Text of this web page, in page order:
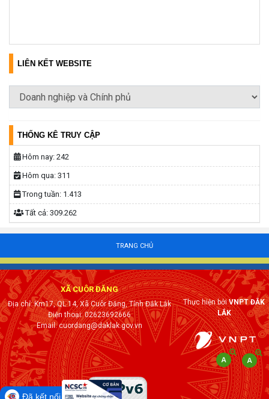
LIÊN KẾT WEBSITE
THỐNG KÊ TRUY CẬP
Hôm nay: 242
Hôm qua: 311
Trong tuần: 1.413
Tất cả: 309.262
TRANG CHỦ
XÃ CUÔR ĐĂNG
Địa chỉ: Km17, QL 14, Xã Cuôr Đăng, Tỉnh Đắk Lắk
Điện thoại: 02623692666
Email: cuordang@daklak.gov.vn
Thực hiện bởiVNPT ĐẮK
LẮK
Đã kết nối EMC